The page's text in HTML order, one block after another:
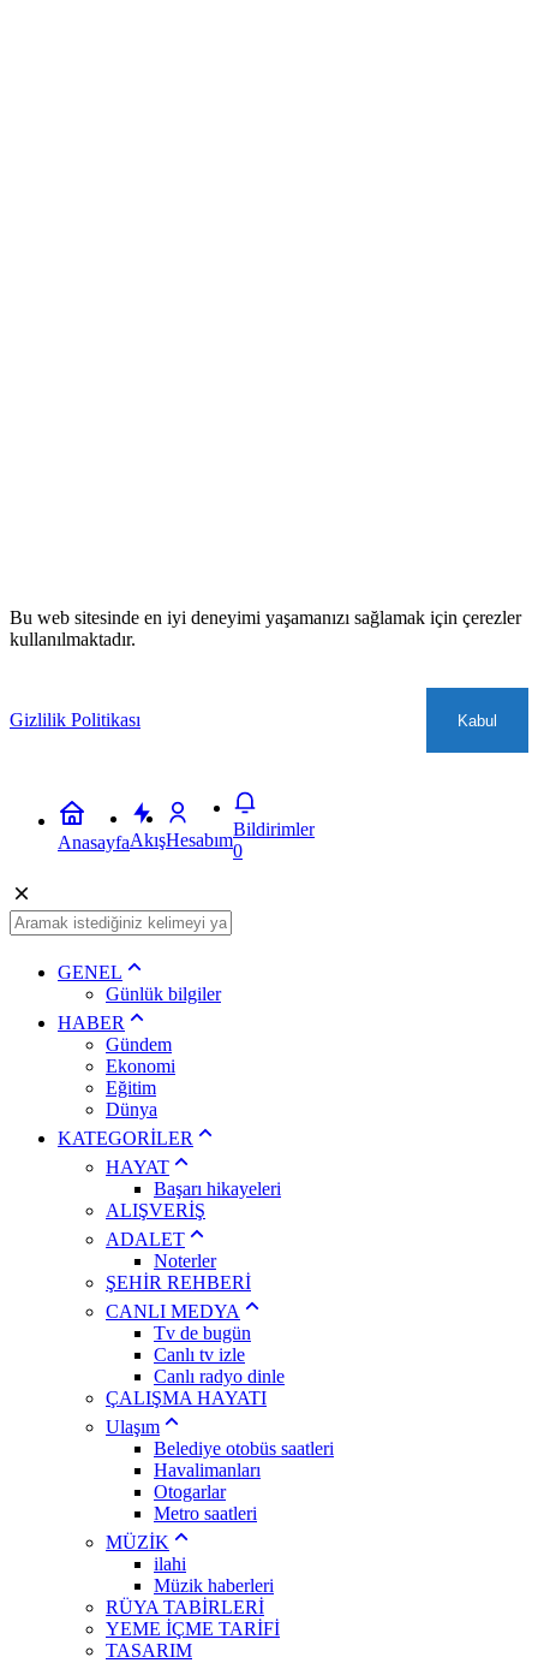
Bu web sitesinde en iyi deneyimi yaşamanızı sağlamak için çerezler
kullanılmaktadır.
Gizlilik Politikası Kabul
AnasayfaAkışHesabım
Bildirimler
0
GENEL
Günlük bilgiler
HABER
Gündem
Ekonomi
Eğitim
Dünya
KATEGORİLER
HAYAT
Başarı hikayeleri
ALIŞVERİŞ
ADALET
Noterler
ŞEHİR REHBERİ
CANLI MEDYA
Tv de bugün
Canlı tv izle
Canlı radyo dinle
ÇALIŞMA HAYATI
Ulaşım
Belediye otobüs saatleri
Havalimanları
Otogarlar
Metro saatleri
MÜZİK
ilahi
Müzik haberleri
RÜYA TABİRLERİ
YEME İÇME TARİFİ
TASARIM